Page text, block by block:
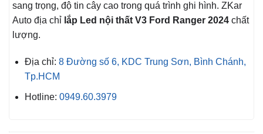
sang trọng, độ tin cây cao trong quá trình ghi hình. ZKar
Auto địa chỉ lắp Led nội thất V3 Ford Ranger 2024 chất
lượng.
Địa chỉ: 8 Đường số 6, KDC Trung Sơn, Bình Chánh,
Tp.HCM
Hotline: 0949.60.3979